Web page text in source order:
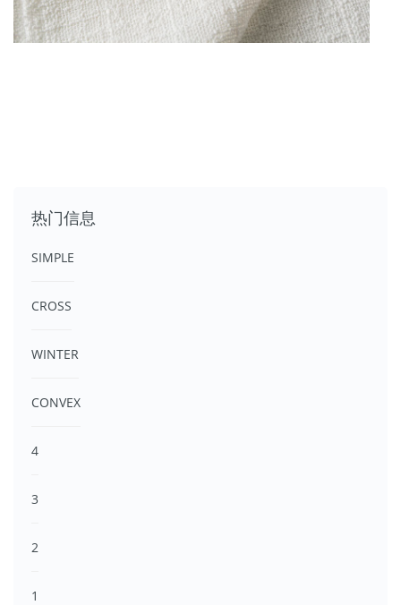
热门信息
SIMPLE
CROSS
WINTER
CONVEX
4
3
2
1